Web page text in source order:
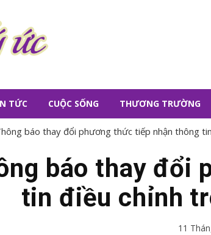
TỨC CUỘC SỐNG THƯƠNG TRƯỜNG
báo thay đổi phương thức tiếp nhận thông tin
báo thay đổi
tin điều chỉnh
11